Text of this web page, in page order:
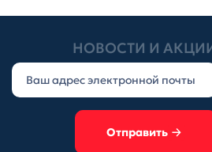
НОВОСТИ И
Отправить